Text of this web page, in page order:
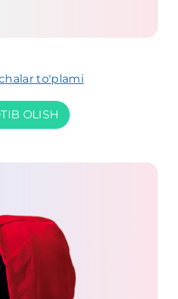
to'plami
OLISH